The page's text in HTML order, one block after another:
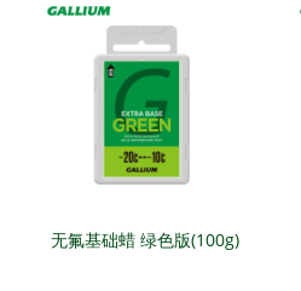
无氟基础蜡 绿色版(100g)